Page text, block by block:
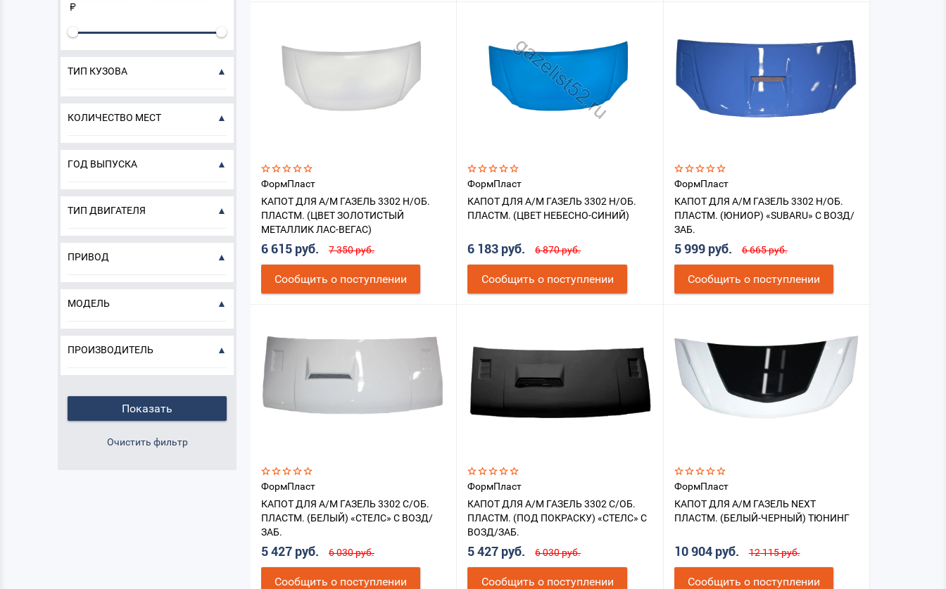
ТИП КУЗОВА
КОЛИЧЕСТВО МЕСТ
ГОД ВЫПУСКА
ТИП ДВИГАТЕЛЯ
ПРИВОД
МОДЕЛЬ
ПРОИЗВОДИТЕЛЬ
ФормПласт
КАПОТ ДЛЯ А/М ГАЗЕЛЬ 3302 Н/ОБ.
ПЛАСТМ. (ЦВЕТ ЗОЛОТИСТЫЙ
МЕТАЛЛИК ЛАС-ВЕГАС)
6 615 руб. 7 350 руб.
Cообщить о поступлении
ФормПласт
КАПОТ ДЛЯ А/М ГАЗЕЛЬ 3302 Н/ОБ.
ПЛАСТМ. (ЦВЕТ НЕБЕСНО-СИНИЙ)
6 183 руб. 6 870 руб.
Cообщить о поступлении
ФормПласт
КАПОТ ДЛЯ А/М ГАЗЕЛЬ 3302 Н/ОБ.
ПЛАСТМ. (ЮНИОР) «SUBARU» С ВОЗД/
ЗАБ.
5 999 руб. 6 665 руб.
Cообщить о поступлении
ФормПласт
КАПОТ ДЛЯ А/М ГАЗЕЛЬ 3302 С/ОБ.
ПЛАСТМ. (БЕЛЫЙ) «СТЕЛС» С ВОЗД/
ЗАБ.
5 427 руб. 6 030 руб.
Cообщить о поступлении
ФормПласт
КАПОТ ДЛЯ А/М ГАЗЕЛЬ 3302 С/ОБ.
ПЛАСТМ. (ПОД ПОКРАСКУ) «СТЕЛС» С
ВОЗД/ЗАБ.
5 427 руб. 6 030 руб.
Cообщить о поступлении
ФормПласт
КАПОТ ДЛЯ А/М ГАЗЕЛЬ NEXT
ПЛАСТМ. (БЕЛЫЙ-ЧЕРНЫЙ) ТЮНИНГ
10 904 руб. 12 115 руб.
Cообщить о поступлении